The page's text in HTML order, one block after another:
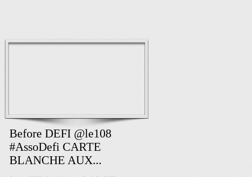
Before DEFI @le108
#AssoDefi CARTE
BLANCHE AUX...